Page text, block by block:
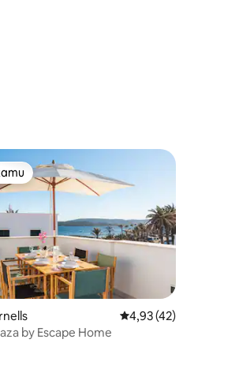
12 ulasan
79 ulasan Nilai rata-rata 4,93
4,93 (42)
by Escape Home